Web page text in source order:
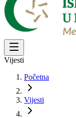
Vijesti
Početna
Vijesti